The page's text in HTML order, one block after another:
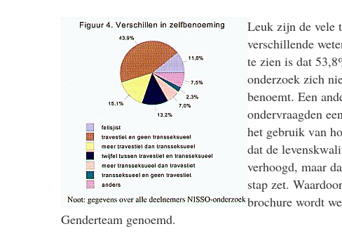
Leuk zijn de vele
verschillende
te zien is dat
onderzoek zich
benoemt. Een
ondervraagden
het gebruik van
dat de
verhoogd, maar
stap zet.
brochure wordt
Genderteam genoemd.